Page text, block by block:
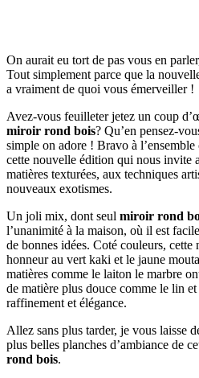
On aurait eu tort de pas vous en
Tout simplement parce que la
a vraiment de quoi vous émerveiller !
Avez-vous feuilleter jetez un coup
miroir rond bois? Qu’en pensez-
simple on adore ! Bravo à
cette nouvelle édition qui nous invite
matières texturées, aux techniques
nouveaux exotismes.
Un joli mix, dont seul miroir rond
l’unanimité à la maison, où il est
de bonnes idées. Coté couleurs,
honneur au vert kaki et le jaune
matières comme le laiton le marbre
de matière plus douce comme le lin
raffinement et élégance.
Allez sans plus tarder, je vous laisse
plus belles planches d’ambiance de
rond bois.